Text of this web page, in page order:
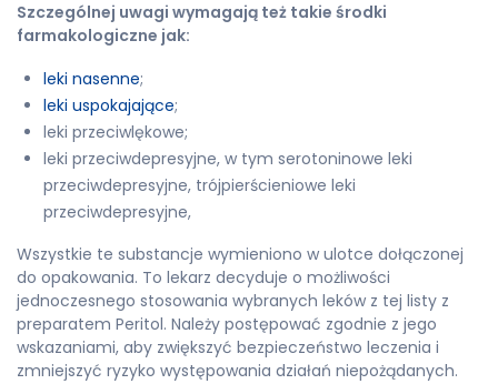
Szczególnej uwagi wymagają też takie środki
farmakologiczne jak:
leki nasenne;
leki uspokajające;
leki przeciwlękowe;
leki przeciwdepresyjne, w tym serotoninowe leki
przeciwdepresyjne, trójpierścieniowe leki
przeciwdepresyjne,
Wszystkie te substancje wymieniono w ulotce dołączonej
do opakowania. To lekarz decyduje o możliwości
jednoczesnego stosowania wybranych leków z tej listy z
preparatem Peritol. Należy postępować zgodnie z jego
wskazaniami, aby zwiększyć bezpieczeństwo leczenia i
zmniejszyć ryzyko występowania działań niepożądanych.